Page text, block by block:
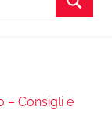
– Consigli e